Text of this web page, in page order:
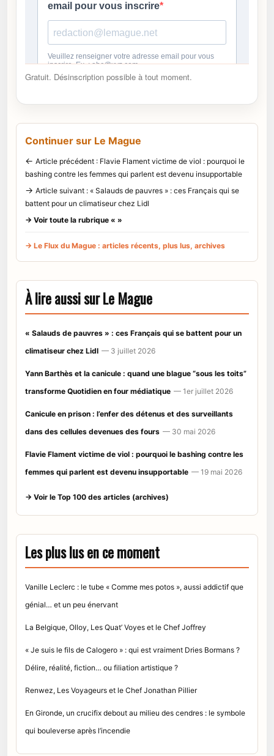
Gratuit. Désinscription possible à tout moment.
Continuer sur Le Mague
← Article précédent : Flavie Flament victime de viol : pourquoi le
bashing contre les femmes qui parlent est devenu insupportable
→ Article suivant : « Salauds de pauvres » : ces Français qui se
battent pour un climatiseur chez Lidl
→ Voir toute la rubrique « »
→ Le Flux du Mague : articles récents, plus lus, archives
À lire aussi sur Le Mague
« Salauds de pauvres » : ces Français qui se battent pour un
climatiseur chez Lidl — 3 juillet 2026
Yann Barthès et la canicule : quand une blague “sous les toits”
transforme Quotidien en four médiatique — 1er juillet 2026
Canicule en prison : l’enfer des détenus et des surveillants
dans des cellules devenues des fours — 30 mai 2026
Flavie Flament victime de viol : pourquoi le bashing contre les
femmes qui parlent est devenu insupportable — 19 mai 2026
→ Voir le Top 100 des articles (archives)
Les plus lus en ce moment
Vanille Leclerc : le tube « Comme mes potos », aussi addictif que
génial… et un peu énervant
La Belgique, Olloy, Les Quat’ Voyes et le Chef Joffrey
« Je suis le fils de Calogero » : qui est vraiment Dries Bormans ?
Délire, réalité, fiction… ou filiation artistique ?
Renwez, Les Voyageurs et le Chef Jonathan Pillier
En Gironde, un crucifix debout au milieu des cendres : le symbole
qui bouleverse après l’incendie